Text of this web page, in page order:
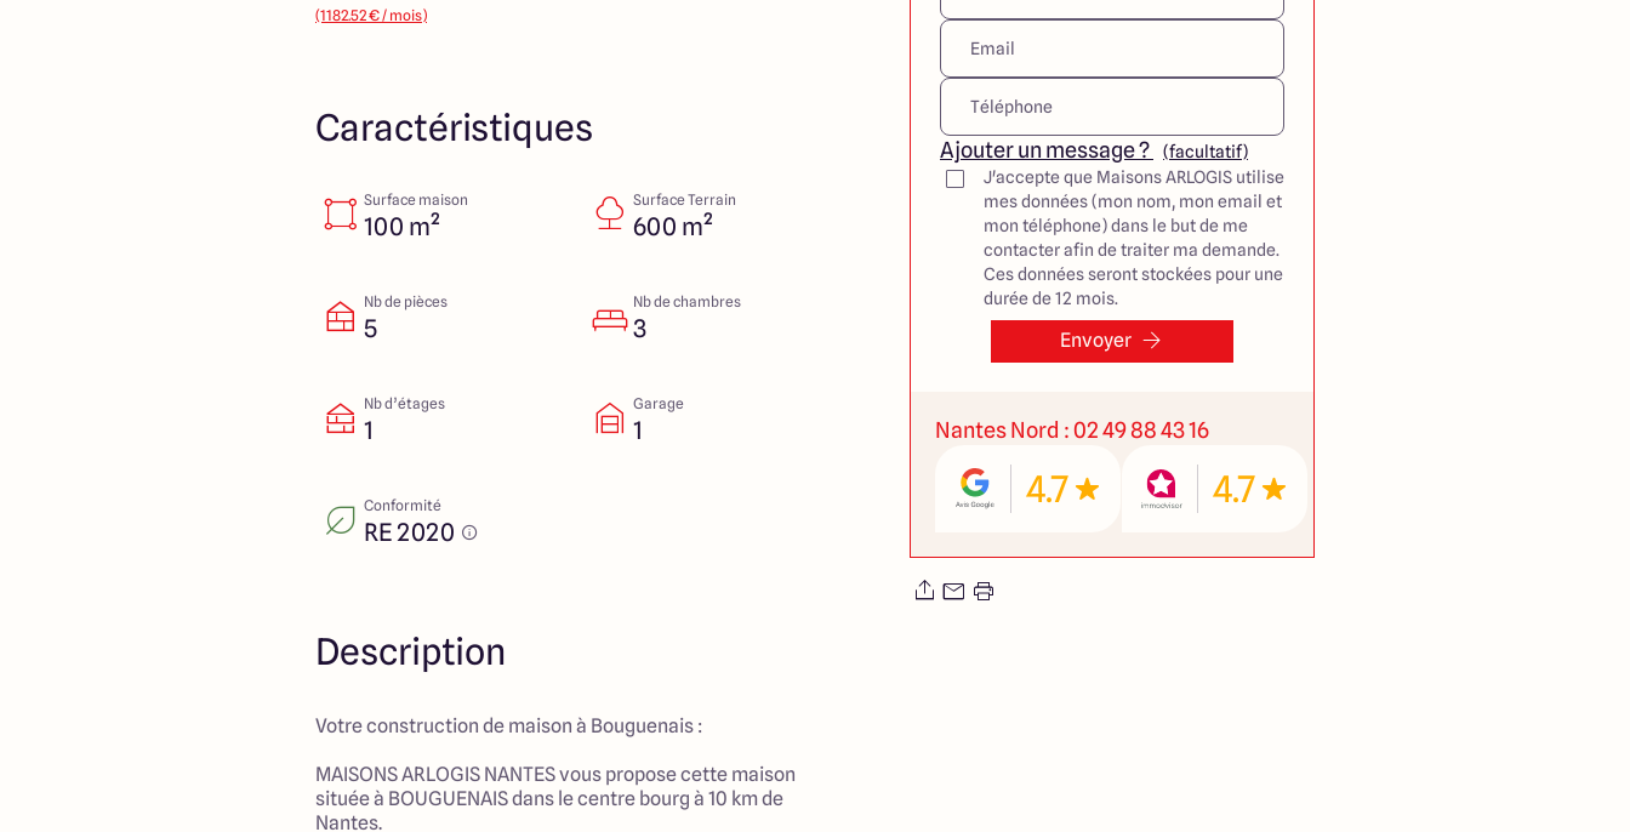
(1182.52 € / mois)
Caractéristiques
Surface maison
100 m²
Surface Terrain
600 m²
Nb de pièces
5
Nb de chambres
3
Nb d’étages
1
Garage
1
Conformité
RE 2020
Description
Votre construction de maison à Bouguenais :
MAISONS ARLOGIS NANTES vous propose cette maison
située à BOUGUENAIS dans le centre bourg à 10 km de
Nantes.
Ajouter un message ?
(facultatif)
J'accepte que Maisons ARLOGIS utilise
mes données (mon nom, mon email et
mon téléphone) dans le but de me
contacter afin de traiter ma demande.
Ces données seront stockées pour une
durée de 12 mois.
Envoyer
Nantes Nord : 02 49 88 43 16
4.7 4.7